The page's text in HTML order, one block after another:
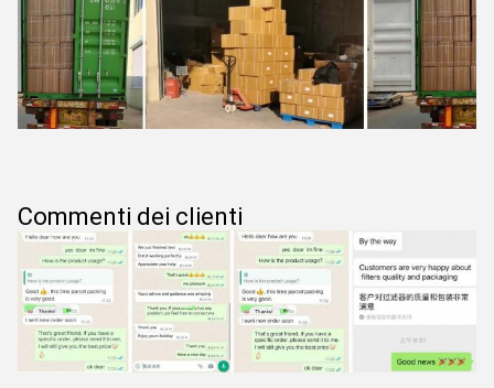
Commenti dei clienti